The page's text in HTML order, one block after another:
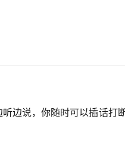
边说，你随时可以插话打